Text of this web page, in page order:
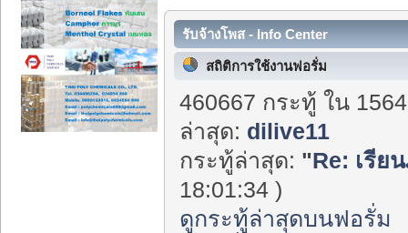
รับจ้างโพส - Info Center
สถิติการใช้งานฟอรั่ม
460667 กระทู้ ใน
ล่าสุด: dilive11
กระทู้ล่าสุด: "Re: เรีย
18:01:34 )
ดูกระทู้ล่าสุดบนฟอรั่ม